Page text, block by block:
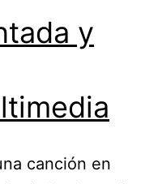
y
canción en